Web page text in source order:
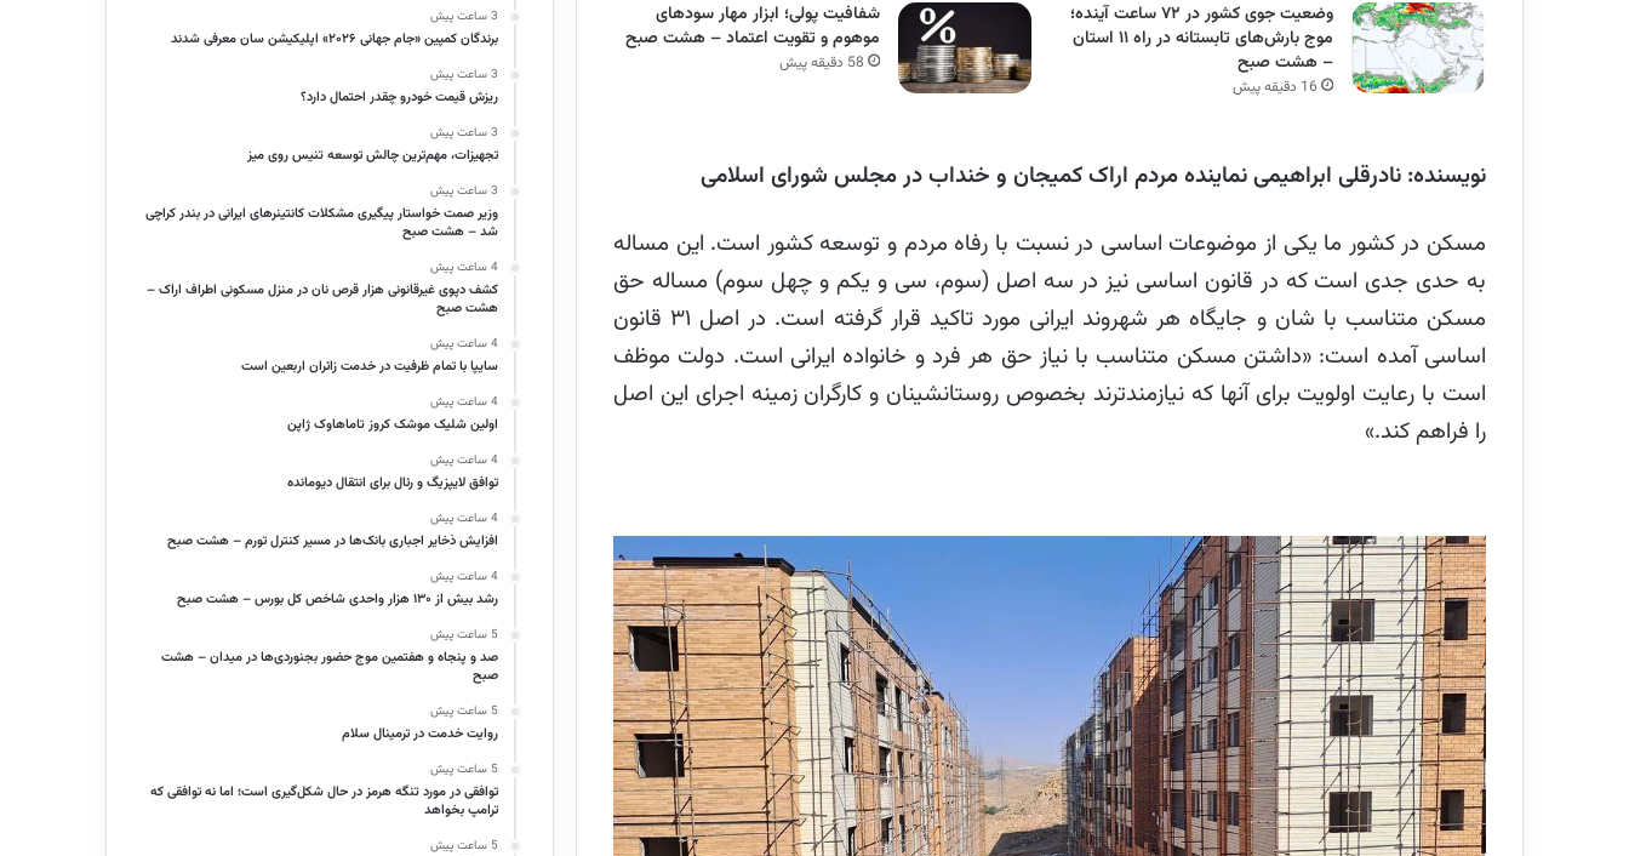
وضعیت جوی کشور در ۷۲ ساعت آینده؛
موج بارش‌های تابستانه در راه ۱۱ استان
– هشت صبح
16 دقیقه پیش
شفافیت پولی؛ ابزار مهار سودهای
موهوم و تقویت اعتماد – هشت صبح
58 دقیقه پیش
نویسنده: نادرقلی ابراهیمی نماینده مردم اراک کمیجان و خنداب در مجلس شورای اسلامی
مسکن در کشور ما یکی از موضوعات اساسی در نسبت با رفاه مردم و توسعه کشور است. این مساله
به حدی جدی است که در قانون اساسی نیز در سه اصل (سوم، سی و یکم و چهل سوم) مساله حق
مسکن متناسب با شان و جایگاه هر شهروند ایرانی مورد تاکید قرار گرفته است. در اصل ۳۱ قانون
اساسی آمده است: «داشتن مسکن متناسب با نیاز حق هر فرد و خانواده‌ ایرانی است. دولت موظف
است با رعایت اولویت برای آنها که نیازمندترند بخصوص روستانشینان و کارگران زمینه‌ اجرای این اصل
را فراهم کند.
»
3 ساعت پیش
برندگان کمپین «جام جهانی ۲۰۲۶» اپلیکیشن سان معرفی شدند
3 ساعت پیش
ریزش قیمت خودرو چقدر احتمال دارد؟
3 ساعت پیش
تجهیزات، مهم‌ترین چالش توسعه تنیس روی میز
3 ساعت پیش
وزیر صمت خواستار پیگیری مشکلات کانتینرهای ایرانی در بندر کراچی
شد – هشت صبح
4 ساعت پیش
کشف دپوی غیرقانونی هزار قرص نان در منزل مسکونی اطراف اراک –
هشت صبح
4 ساعت پیش
سایپا با تمام ظرفیت در خدمت زائران اربعین است
4 ساعت پیش
اولین شلیک موشک کروز تاماهاوک ژاپن
4 ساعت پیش
توافق لایپزیگ و رئال برای انتقال دیومانده
4 ساعت پیش
افزایش ذخایر اجباری بانک‌ها در مسیر کنترل تورم – هشت صبح
4 ساعت پیش
رشد بیش از ۱۳۰ هزار واحدی شاخص کل بورس – هشت صبح
5 ساعت پیش
صد و پنجاه و هفتمین موج حضور بجنوردی‌ها در میدان – هشت
صبح
5 ساعت پیش
روایت خدمت در ترمینال سلام
5 ساعت پیش
توافقی در مورد تنگه هرمز در حال شکل‌گیری است؛ اما نه توافقی که
ترامپ بخواهد
5 ساعت پیش